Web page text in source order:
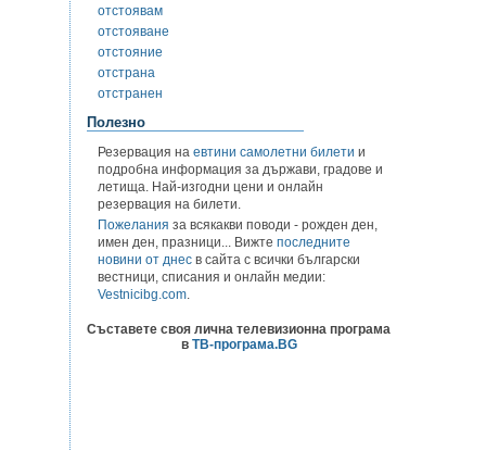
отстоявам
отстояване
отстояние
отстрана
отстранен
Полезно
Резервация на евтини самолетни билети и
подробна информация за държави, градове и
летища. Най-изгодни цени и онлайн
резервация на билети.
Пожелания за всякакви поводи - рожден ден,
имен ден, празници... Вижте последните
новини от днес в сайта с всички български
вестници, списания и онлайн медии:
Vestnicibg.com.
Съставете своя лична телевизионна програма
в ТВ-програма.BG